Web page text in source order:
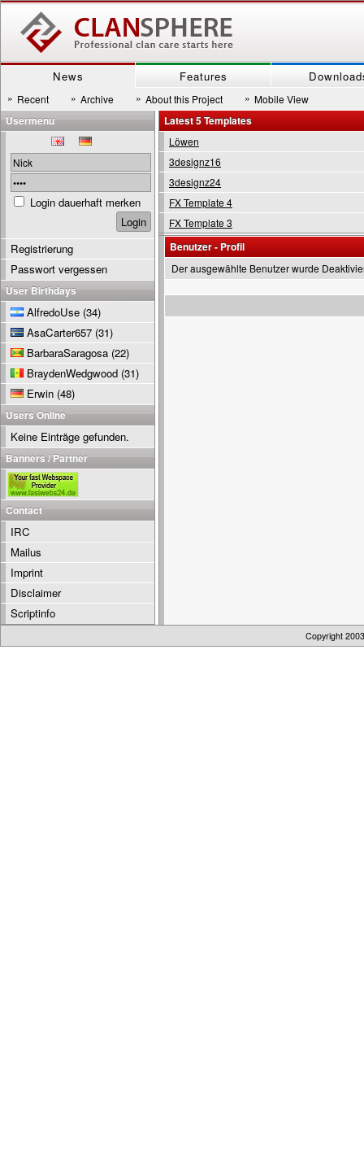
News Features
» Recent » Archive » About this Project » Mobile View
Latest 5 Templates
Löwen
3designz16
3designz24
FX Template 4
FX Template 3
Benutzer - Profil
Der ausgewählte Benutzer wurde
Usermenu
Login dauerhaft merken
Registrierung
Passwort vergessen
User Birthdays
AlfredoUse (34)
AsaCarter657 (31)
BarbaraSaragosa (22)
BraydenWedgwood (31)
Erwin (48)
Users Online
Keine Einträge gefunden.
Banners / Partner
Contact
IRC
Mailus
Imprint
Disclaimer
Scriptinfo
Copyright